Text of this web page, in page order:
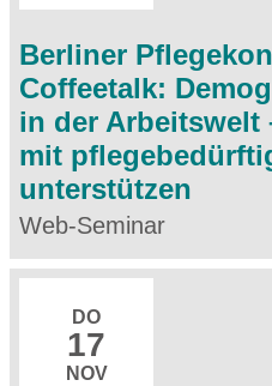
Berliner
Coffeetalk:
in der Arbeitswelt
mit
unterstützen
Web-Seminar
DO
17
NOV